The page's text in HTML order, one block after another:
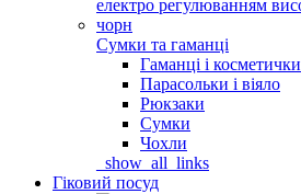
Сумки та гаманці
Гаманці і косметички
Парасольки і віяло
Рюкзаки
Сумки
Чохли
_show_all_links
Гіковий посуд